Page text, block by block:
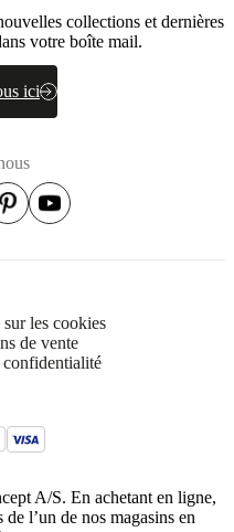
collections et dernières
votre boîte mail.
ici
les cookies
de vente
A/S. En achetant en ligne,
l’un de nos magasins en